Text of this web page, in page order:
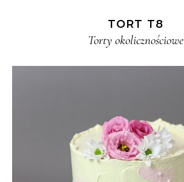
TORT T8
Torty okolicznościowe